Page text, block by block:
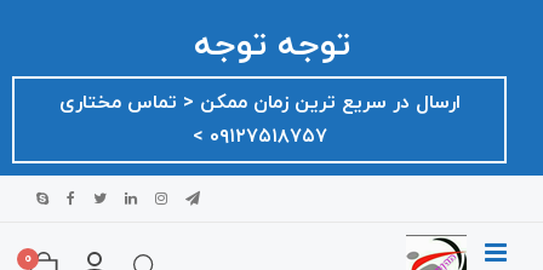
توجه توجه
ارسال در سریع ترین زمان ممکن ‌< تماس مختاری
۰۹۱۲۷۵۱۸۷۵۷ >
0